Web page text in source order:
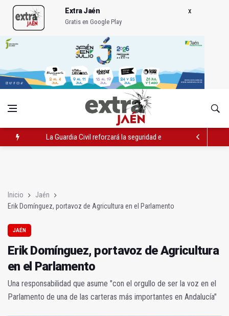
Extra Jaén
Gratis en Google Play
La Guardia Civil reforzará la seguridad el 12 de agosto por el
Inicio
Jaén
Erik Domínguez, portavoz de Agricultura en el Parlamento
JAÉN
Erik Domínguez, portavoz de Agricultura
en el Parlamento
Una responsabilidad que asume "con el orgullo de ser la voz en el
Parlamento de una de las carteras más importantes en Andalucía"